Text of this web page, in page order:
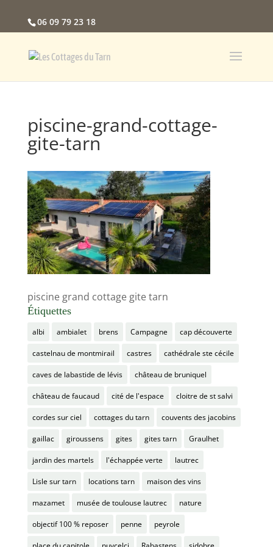
06 09 79 23 18
piscine-grand-cottage-
gite-tarn
piscine grand cottage gite tarn
Étiquettes
albi ambialet brens Campagne cap découverte
castelnau de montmirail castres cathédrale ste cécile
caves de labastide de lévis château de bruniquel
château de faucaud cité de l'espace cloitre de st salvi
cordes sur ciel cottages du tarn couvents des jacobins
gaillac giroussens gites gites tarn Graulhet
jardin des martels l'échappée verte lautrec
Lisle sur tarn locations tarn maison des vins
mazamet musée de toulouse lautrec nature
objectif 100 % reposer penne peyrole